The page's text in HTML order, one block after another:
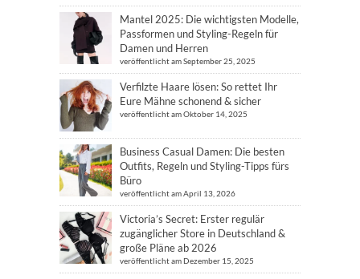
Mantel 2025: Die wichtigsten Modelle,
Passformen und Styling-Regeln für
Damen und Herren
veröffentlicht am September 25, 2025
Verfilzte Haare lösen: So rettet Ihr
Eure Mähne schonend & sicher
veröffentlicht am Oktober 14, 2025
Business Casual Damen: Die besten
Outfits, Regeln und Styling-Tipps fürs
Büro
veröffentlicht am April 13, 2026
Victoria’s Secret: Erster regulär
zugänglicher Store in Deutschland &
große Pläne ab 2026
veröffentlicht am Dezember 15, 2025